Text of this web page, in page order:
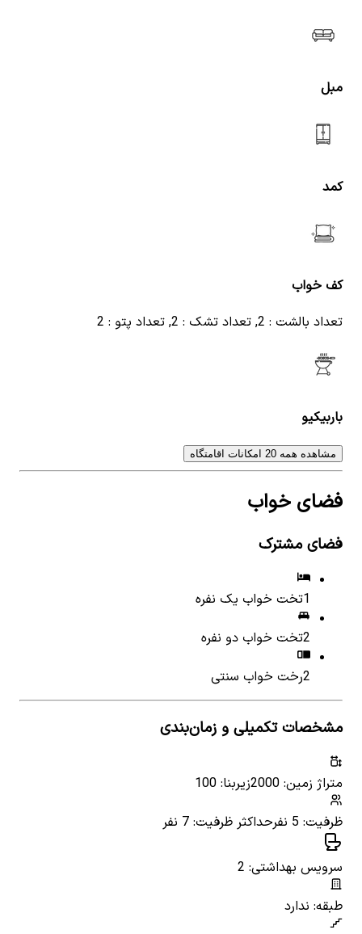
مبل
کمد
کف خواب
تعداد بالشت : 2, تعداد تشک : 2, تعداد پتو : 2
باربیکیو
مشاهده همه 20 امکانات اقامتگاه
فضای خواب
فضای مشترک
1تخت خواب یک نفره
2تخت خواب دو نفره
2رخت خواب سنتی
مشخصات تکمیلی و زمان‌بندی
متراژ زمین: 2000
زیربنا: 100
ظرفیت: 5 نفر
حداکثر ظرفیت: 7 نفر
سرویس بهداشتی: 2
طبقه: ندارد